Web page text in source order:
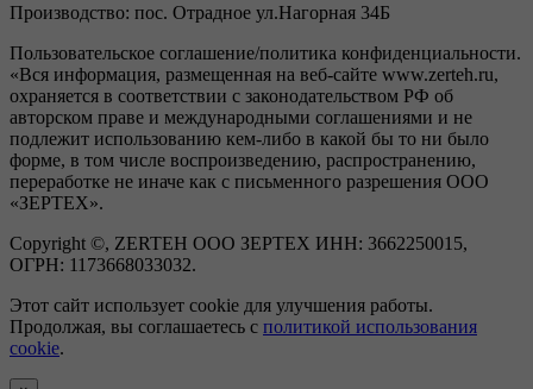
Производство: пос. Отрадное ул.Нагорная 34Б
Пользовательское соглашение/политика конфиденциальности.
«Вся информация, размещенная на веб-сайте www.zerteh.ru,
охраняется в соответствии с законодательством РФ об
авторском праве и международными соглашениями и не
подлежит использованию кем-либо в какой бы то ни было
форме, в том числе воспроизведению, распространению,
переработке не иначе как с письменного разрешения ООО
«ЗЕРТЕХ».
Copyright ©, ZERTEH ООО ЗЕРТЕХ ИНН: 3662250015,
ОГРН: 1173668033032.
Этот сайт использует cookie для улучшения работы.
Продолжая, вы соглашаетесь с политикой использования
cookie.